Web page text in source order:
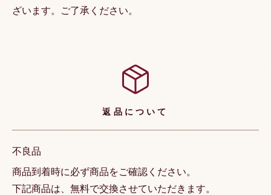
ざいます。ご了承ください。
返品について
不良品
商品到着時に必ず商品をご確認ください。
下記商品は、無料で交換させていただきます。